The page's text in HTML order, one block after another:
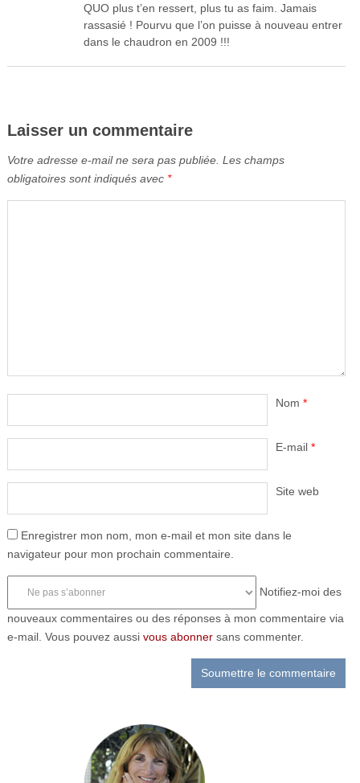
QUO plus t’en ressert, plus tu as faim. Jamais
rassasié ! Pourvu que l’on puisse à nouveau entrer
dans le chaudron en 2009 !!!
Laisser un commentaire
Votre adresse e-mail ne sera pas publiée. Les champs
obligatoires sont indiqués avec *
Nom *
E-mail *
Site web
Enregistrer mon nom, mon e-mail et mon site dans le
navigateur pour mon prochain commentaire.
Notifiez-moi des
nouveaux commentaires ou des réponses à mon commentaire via
e-mail. Vous pouvez aussi vous abonnersans commenter.